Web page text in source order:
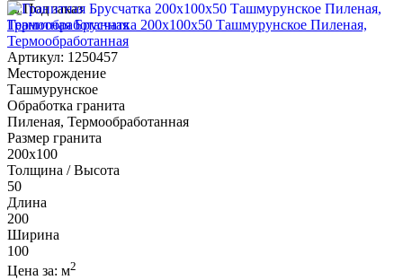
Под заказ
Гранитная Брусчатка 200х100x50 Ташмурунское Пиленая,
Термообработанная
Артикул: 1250457
Месторождение
Ташмурунское
Обработка гранита
Пиленая, Термообработанная
Размер гранита
200х100
Толщина / Высота
50
Длина
200
Ширина
100
Цена за: м2